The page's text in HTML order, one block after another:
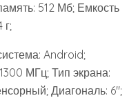
512 Мб; Емкость
г;
Android;
МГц; Тип экрана:
Диагональ: 6″;